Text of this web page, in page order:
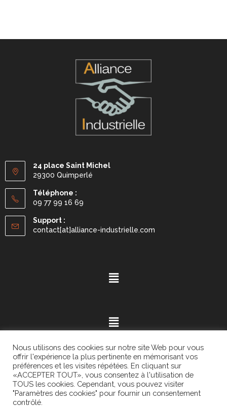
24 place Saint Michel
29300 Quimperlé
Téléphone :
09 77 99 16 69
Support :
contact[at]alliance-industrielle.com
Mention légales - ©2021.Alvaria. All Rights Reserved.
Nous utilisons des cookies sur notre site Web pour vous
offrir l'expérience la plus pertinente en mémorisant vos
préférences et les visites répétées. En cliquant sur
«ACCEPTER TOUT», vous consentez à l'utilisation de
TOUS les cookies. Cependant, vous pouvez visiter
"Paramètres des cookies" pour fournir un consentement
contrôlé.